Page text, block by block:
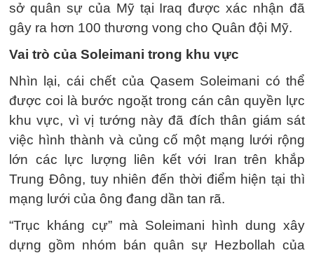
sở quân sự của Mỹ tại Iraq được xác nhận đã
gây ra hơn 100 thương vong cho Quân đội Mỹ.
Vai trò của Soleimani trong khu vực
Nhìn lại, cái chết của Qasem Soleimani có thể
được coi là bước ngoặt trong cán cân quyền lực
khu vực, vì vị tướng này đã đích thân giám sát
việc hình thành và củng cố một mạng lưới rộng
lớn các lực lượng liên kết với Iran trên khắp
Trung Đông, tuy nhiên đến thời điểm hiện tại thì
mạng lưới của ông đang dần tan rã.
“Trục kháng cự” mà Soleimani hình dung xây
dựng gồm nhóm bán quân sự Hezbollah của